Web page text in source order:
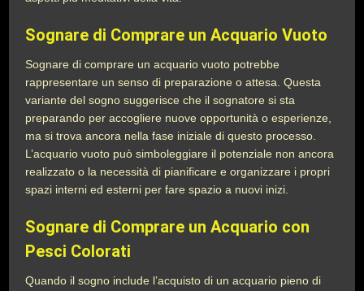
Sognare di Comprare un Acquario Vuoto
Sognare di comprare un acquario vuoto potrebbe
rappresentare un senso di preparazione o attesa. Questa
variante del sogno suggerisce che il sognatore si sta
preparando per accogliere nuove opportunità o esperienze,
ma si trova ancora nella fase iniziale di questo processo.
L’acquario vuoto può simboleggiare il potenziale non ancora
realizzato o la necessità di pianificare e organizzare i propri
spazi interni ed esterni per fare spazio a nuovi inizi.
Sognare di Comprare un Acquario con
Pesci Colorati
Quando il sogno include l’acquisto di un acquario pieno di